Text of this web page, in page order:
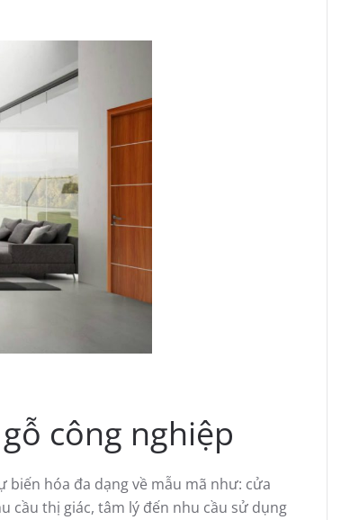
công nghiệp
hóa đa dạng về mẫu mã như: cửa
cầu thị giác, tâm lý đến nhu cầu sử dụng